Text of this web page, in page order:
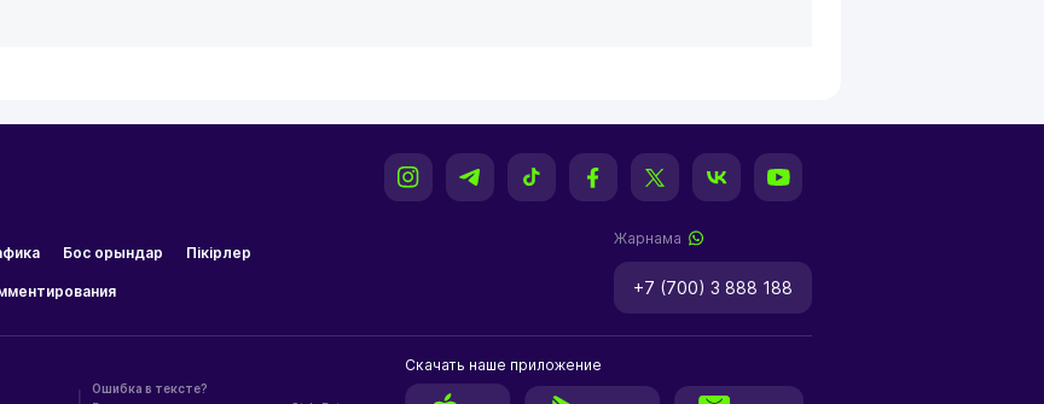
Бос орындар Пікірлер
Жарнама
+7 (700) 3 888 188
Ошибка в тексте?
Скачать наше приложение